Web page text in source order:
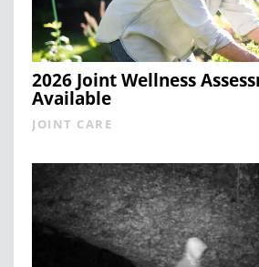
2026 Joint Wellness
Available
JOINT CARE